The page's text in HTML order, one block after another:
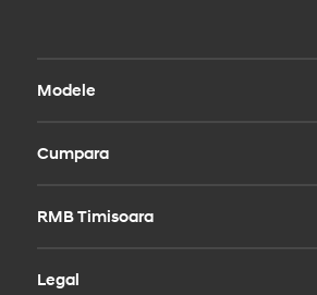
Modele
i20
i30 Fastback
KONA
Cumpara
Modele
RMB Timisoara
Legal